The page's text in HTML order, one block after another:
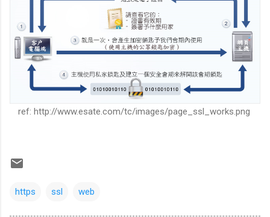
ref: http://www.esate.com/tc/images/page_ssl_works.png
https ssl web